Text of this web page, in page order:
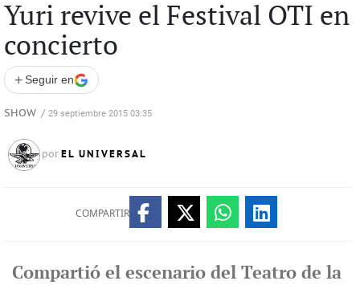
Yuri revive el Festival OTI en
concierto
+ Seguir en
SHOW / 29 septiembre 2015 03:35
por EL UNIVERSAL
COMPARTIR
Compartió el escenario del Teatro de la